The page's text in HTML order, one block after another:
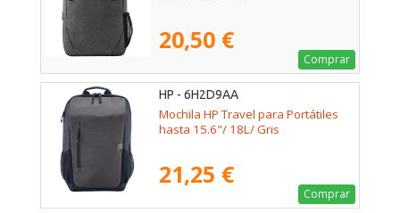
20,50 €
Comprar
HP - 6H2D9AA
Mochila HP Travel para Portátiles
hasta 15.6"/ 18L/ Gris
21,25 €
Comprar